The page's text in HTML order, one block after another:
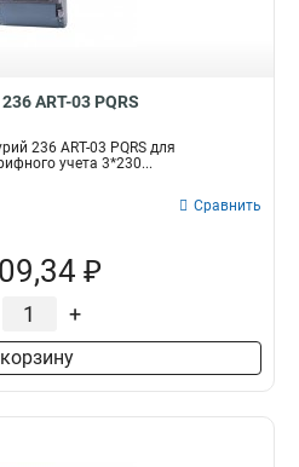
АRT-03 PQRS
236 АRT-03 PQRS для
учета 3*230...
Сравнить
₽
+